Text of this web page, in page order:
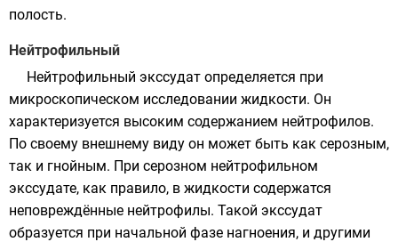
полость.
Нейтрофильный
Нейтрофильный экссудат определяется при
микроскопическом исследовании жидкости. Он
характеризуется высоким содержанием нейтрофилов.
По своему внешнему виду он может быть как серозным,
так и гнойным. При серозном нейтрофильном
экссудате, как правило, в жидкости содержатся
неповреждённые нейтрофилы. Такой экссудат
образуется при начальной фазе нагноения, и другими